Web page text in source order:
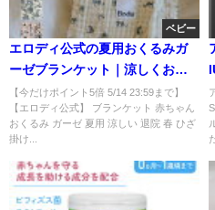
ベビー
エロディ公式の夏用おくるみガ
ーゼブランケット｜涼しくおし
ゃれな出産祝いに
【今だけポイント5倍 5/14 23:59まで】
【エロディ公式】 ブランケット 赤ちゃん
おくるみ ガーゼ 夏用 涼しい 退院 春 ひざ
掛け...